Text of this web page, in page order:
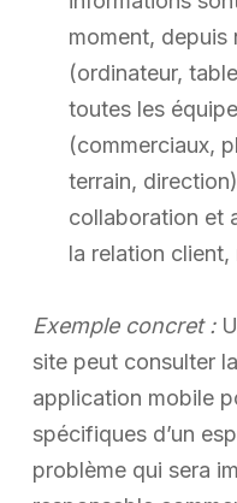
moment, depuis
(ordinateur,
toutes les
(commerciaux,
terrain,
collaboration et
la relation client,
Exemple concret :
site peut consulter
application mobile
spécifiques d’un
problème qui sera